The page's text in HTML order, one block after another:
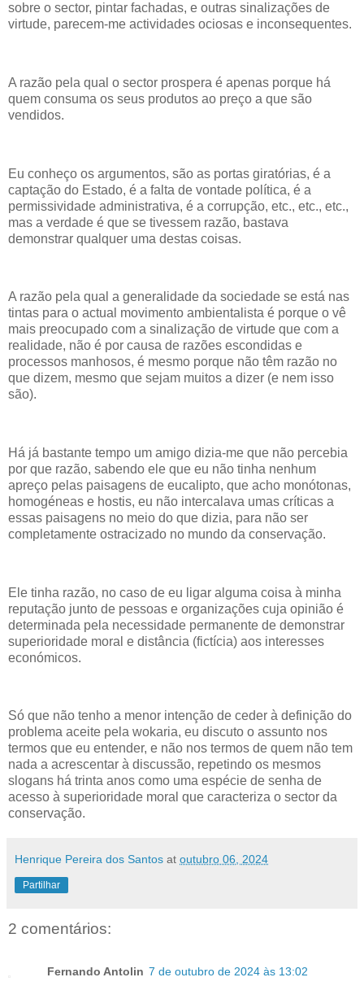
sobre o sector, pintar fachadas, e outras sinalizações de
virtude, parecem-me actividades ociosas e inconsequentes.
A razão pela qual o sector prospera é apenas porque há
quem consuma os seus produtos ao preço a que são
vendidos.
Eu conheço os argumentos, são as portas giratórias, é a
captação do Estado, é a falta de vontade política, é a
permissividade administrativa, é a corrupção, etc., etc., etc.,
mas a verdade é que se tivessem razão, bastava
demonstrar qualquer uma destas coisas.
A razão pela qual a generalidade da sociedade se está nas
tintas para o actual movimento ambientalista é porque o vê
mais preocupado com a sinalização de virtude que com a
realidade, não é por causa de razões escondidas e
processos manhosos, é mesmo porque não têm razão no
que dizem, mesmo que sejam muitos a dizer (e nem isso
são).
Há já bastante tempo um amigo dizia-me que não percebia
por que razão, sabendo ele que eu não tinha nenhum
apreço pelas paisagens de eucalipto, que acho monótonas,
homogéneas e hostis, eu não intercalava umas críticas a
essas paisagens no meio do que dizia, para não ser
completamente ostracizado no mundo da conservação.
Ele tinha razão, no caso de eu ligar alguma coisa à minha
reputação junto de pessoas e organizações cuja opinião é
determinada pela necessidade permanente de demonstrar
superioridade moral e distância (fictícia) aos interesses
económicos.
Só que não tenho a menor intenção de ceder à definição do
problema aceite pela wokaria, eu discuto o assunto nos
termos que eu entender, e não nos termos de quem não tem
nada a acrescentar à discussão, repetindo os mesmos
slogans há trinta anos como uma espécie de senha de
acesso à superioridade moral que caracteriza o sector da
conservação.
Henrique Pereira dos Santos at outubro 06, 2024
Partilhar
2 comentários:
Fernando Antolin 7 de outubro de 2024 às 13:02